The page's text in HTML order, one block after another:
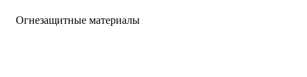
Огнезащитные материалы